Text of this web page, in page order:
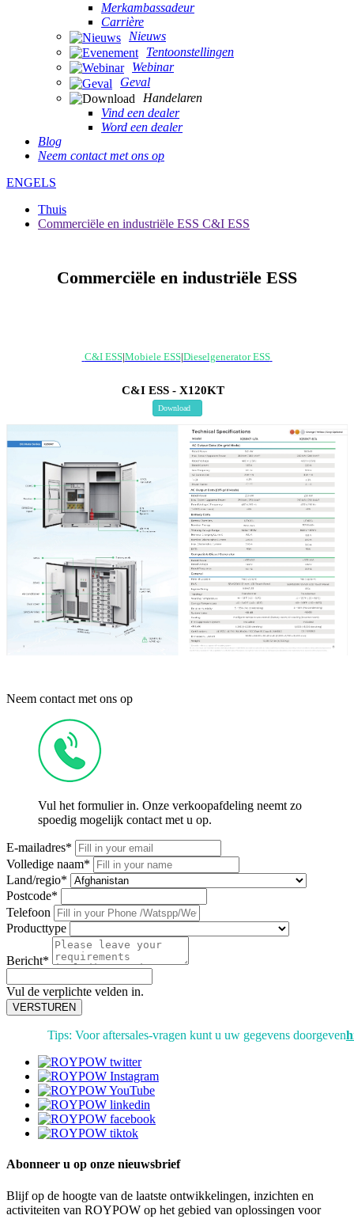
Merkambassadeur
Carrière
Nieuws
Tentoonstellingen
Webinar
Geval
Handelaren
Vind een dealer
Word een dealer
Blog
Neem contact met ons op
ENGELS
Thuis
Commerciële en industriële ESS C&I ESS
Commerciële en industriële ESS
C&I ESS|Mobiele ESS|Dieselgenerator ESS
C&I ESS - X120KT
Download
Neem contact met ons op
Vul het formulier in. Onze verkoopafdeling neemt zo
spoedig mogelijk contact met u op.
E-mailadres*
Volledige naam*
Land/regio*
Postcode*
Telefoon
Producttype
Bericht*
Vul de verplichte velden in.
VERSTUREN
Tips: Voor aftersales-vragen kunt u uw gegevens doorgeven
Abonneer u op onze nieuwsbrief
Blijf op de hoogte van de laatste ontwikkelingen, inzichten en
activiteiten van ROYPOW op het gebied van oplossingen voor